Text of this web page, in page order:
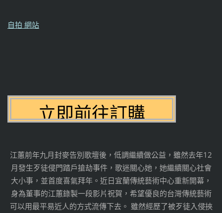
自拍 網站
江蕙前年九月封麥告別歌壇後，低調繼續做公益，雖然去年12
月發生歹徒侵門踏戶搶劫事件，歌迷關心她，她繼續關心社會
大小事，並首度喜氣拜年。近日宜蘭傳統藝術中心重新開幕，
身為董事的江蕙錄製一段影片祝賀，希望優良的台灣傳統藝術
可以用最平易近人的方式流傳下去。 雖然經歷了被歹徒入侵挾